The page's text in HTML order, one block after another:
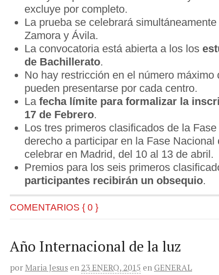
excluye por completo.
La prueba se celebrará
Zamora y Ávila.
La convocatoria está abierta a los los
de Bachillerato.
No hay restricción en el número máximo
pueden presentarse por cada centro.
La fecha límite para formalizar la
17 de Febrero.
Los tres primeros clasificados de la
derecho a participar en la Fase
celebrar en Madrid, del 10 al 13 de abril.
Premios para los seis primeros
participantes recibirán un obsequio.
COMENTARIOS { 0 }
Año Internacional de la luz
por Maria Jesus en 23 ENERO, 2015 en GENERAL